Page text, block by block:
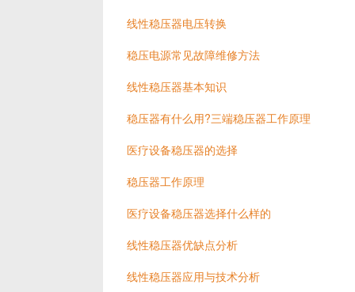
线性稳压器电压转换
稳压电源常见故障维修方法
线性稳压器基本知识
稳压器有什么用?三端稳压器工作原理
医疗设备稳压器的选择
稳压器工作原理
医疗设备稳压器选择什么样的
线性稳压器优缺点分析
线性稳压器应用与技术分析